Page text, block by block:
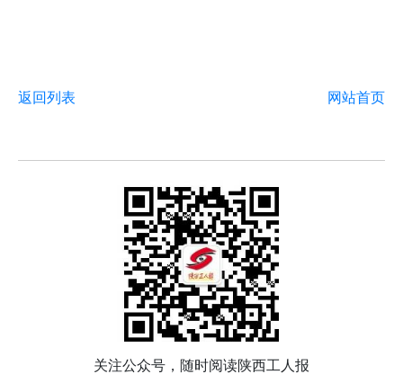
返回列表 网站首页
关注公众号，随时阅读陕西工人报